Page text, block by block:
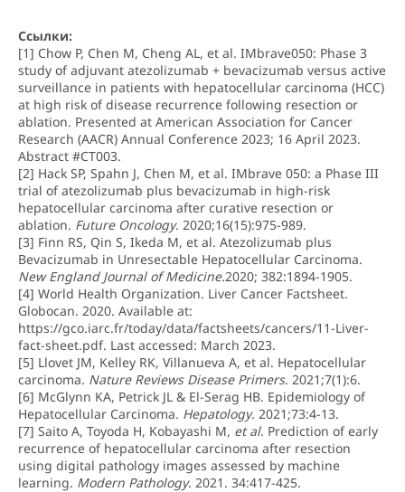
Ссылки:
[1] Chow P, Chen M, Cheng AL, et al. IMbrave050: Phase 3
study of adjuvant atezolizumab + bevacizumab versus active
surveillance in patients with hepatocellular carcinoma (HCC)
at high risk of disease recurrence following resection or
ablation. Presented at American Association for Cancer
Research (AACR) Annual Conference 2023; 16 April 2023.
Abstract #CT003.
[2] Hack SP, Spahn J, Chen M, et al. IMbrave 050: a Phase III
trial of atezolizumab plus bevacizumab in high-risk
hepatocellular carcinoma after curative resection or
ablation. Future Oncology. 2020;16(15):975-989.
[3] Finn RS, Qin S, Ikeda M, et al. Atezolizumab plus
Bevacizumab in Unresectable Hepatocellular Carcinoma.
New England Journal of Medicine.2020; 382:1894-1905.
[4] World Health Organization. Liver Cancer Factsheet.
Globocan. 2020. Available at:
https://gco.iarc.fr/today/data/factsheets/cancers/11-Liver-
fact-sheet.pdf. Last accessed: March 2023.
[5] Llovet JM, Kelley RK, Villanueva A, et al. Hepatocellular
carcinoma. Nature Reviews Disease Primers. 2021;7(1):6.
[6] McGlynn KA, Petrick JL & El-Serag HB. Epidemiology of
Hepatocellular Carcinoma. Hepatology. 2021;73:4-13.
[7] Saito A, Toyoda H, Kobayashi M, et al. Prediction of early
recurrence of hepatocellular carcinoma after resection
using digital pathology images assessed by machine
learning. Modern Pathology. 2021. 34:417-425.